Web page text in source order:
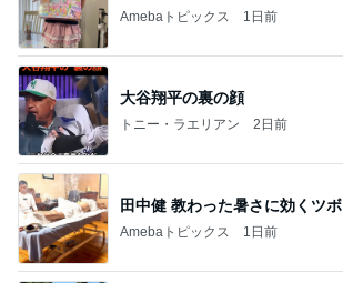
Amebaトピックス 1日前
大谷翔平の裏の顔
トニー・ラエリアン 2日前
田中健 教わった暑さに効くツボ
Amebaトピックス 1日前